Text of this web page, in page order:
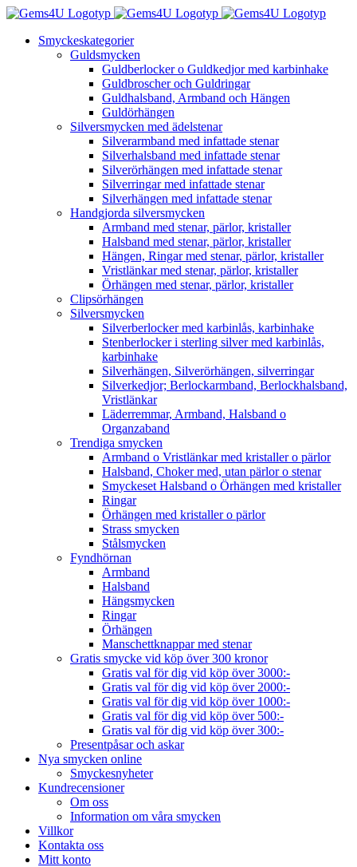
Fortsätt
innehålletSmyckeskategorier
Guldsmycken
Guldberlocker o Guldkedjor med karbinhake
Guldbroscher och Guldringar
Guldhalsband, Armband och Hängen
Guldörhängen
Silversmycken med ädelstenar
Silverarmband med infattade stenar
Silverhalsband med infattade stenar
Silverörhängen med infattade stenar
Silverringar med infattade stenar
Silverhängen med infattade stenar
Handgjorda silversmycken
Armband med stenar, pärlor, kristaller
Halsband med stenar, pärlor, kristaller
Hängen, Ringar med stenar, pärlor, kristaller
Vristlänkar med stenar, pärlor, kristaller
Örhängen med stenar, pärlor, kristaller
Clipsörhängen
Silversmycken
Silverberlocker med karbinlås, karbinhake
Stenberlocker i sterling silver med karbinlås,
karbinhake
Silverhängen, Silverörhängen, silverringar
Silverkedjor; Berlockarmband, Berlockhalsband,
Vristlänkar
Läderremmar, Armband, Halsband o
Organzaband
Trendiga smycken
Armband o Vristlänkar med kristaller o pärlor
Halsband, Choker med, utan pärlor o stenar
Smyckeset Halsband o Örhängen med kristaller
Ringar
Örhängen med kristaller o pärlor
Strass smycken
Stålsmycken
Fyndhörnan
Armband
Halsband
Hängsmycken
Ringar
Örhängen
Manschettknappar med stenar
Gratis smycke vid köp över 300 kronor
Gratis val för dig vid köp över 3000:-
Gratis val för dig vid köp över 2000:-
Gratis val för dig vid köp över 1000:-
Gratis val för dig vid köp över 500:-
Gratis val för dig vid köp över 300:-
Presentpåsar och askar
Nya smycken online
Smyckesnyheter
Kundrecensioner
Om oss
Information om våra smycken
Villkor
Kontakta oss
Mitt konto